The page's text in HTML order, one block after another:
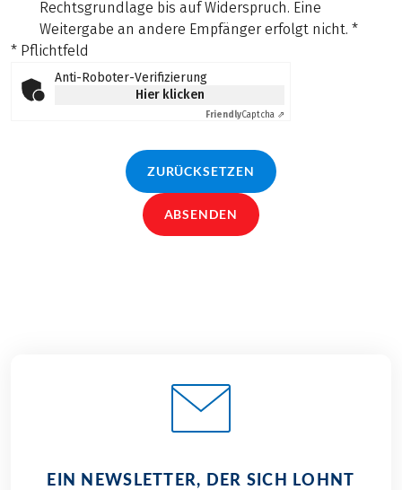
Rechtsgrundlage bis auf Widerspruch. Eine
Weitergabe an andere Empfänger erfolgt nicht. *
* Pflichtfeld
Anti-Roboter-Verifizierung
Hier klicken
FriendlyCaptcha ⇗
ZURÜCKSETZEN
ABSENDEN
EIN NEWSLETTER, DER SICH LOHNT